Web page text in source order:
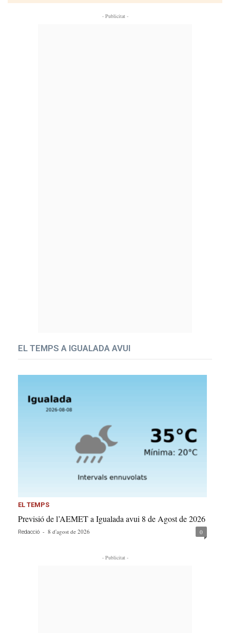
- Publicitat -
EL TEMPS A IGUALADA AVUI
EL TEMPS
Previsió de l’AEMET a Igualada avui 8 de Agost de 2026
Redacció - 8 d'agost de 2026 0
- Publicitat -